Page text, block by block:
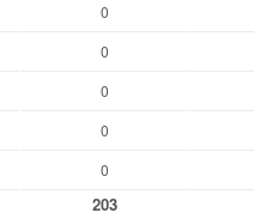
0
0
0
0
0
203